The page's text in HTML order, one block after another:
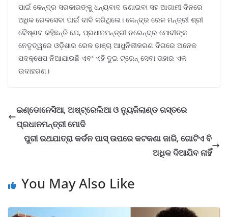
ପାଇଁ କେନ୍ଦ୍ର ସରକାରଙ୍କୁ ଧନ୍ୟବାଦ ଜଣାଇବା ସହ ଆଗାମୀ ଦିନରେ
ଅଧିକ ରେଳସେବା ପାଇଁ ଦାବି କରିଥିଲେ। କେନ୍ଦ୍ର ରେଳ ମନ୍ତ୍ରୀ ଶ୍ରୀ
ବୈଷ୍ଣବ କହିଛନ୍ତି ଯେ, ପ୍ରଧାନମନ୍ତ୍ରୀ ନରେନ୍ଦ୍ର ମୋଦୀଙ୍କ
ନେତୃତ୍ୱରେ ଓଡ଼ିଶାର ରେଳ ଢାଞ୍ଚା ଆଧୁନିକୀକରଣ ଦିଗରେ ଅନେକ
ପଦକ୍ଷେପ ନିଆଯାଉଛି ଏବଂ ଏହି ଦୁଇ ଟ୍ରେନ୍ ସେବା ତାହାର ଏକ
ଉଦାହରଣ।
ଇଣ୍ଡୋନେସିଆ, ଅଷ୍ଟ୍ରେଲିଆ ଓ ନ୍ୟୁଜିଲାଣ୍ଡ ଗସ୍ତରେ
ପ୍ରଧାନମନ୍ତ୍ରୀ ମୋଦି
ପୁରୀ ରଥଯାତ୍ରା କର୍ଡନ ପାସ୍ ଉପରେ କଟକଣା ଜାରି, ଗୋଟିଏ ବି
ଅଧିକ ଦିଆଯିବ ନାହିଁ
You May Also Like